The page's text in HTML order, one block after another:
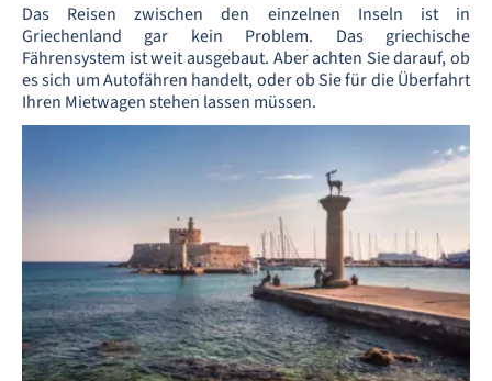
Das Reisen zwischen den einzelnen Inseln ist in
Griechenland gar kein Problem. Das griechische
Fährensystem ist weit ausgebaut. Aber achten Sie darauf, ob
es sich um Autofähren handelt, oder ob Sie für die Überfahrt
Ihren Mietwagen stehen lassen müssen.